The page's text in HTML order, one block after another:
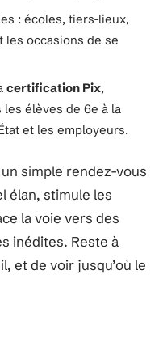
: écoles, tiers-lieux,
les occasions de se
certification Pix,
élèves de 6e à la
et les employeurs.
un simple rendez-vous
élan, stimule les
la voie vers des
inédites. Reste à
et de voir jusqu’où le